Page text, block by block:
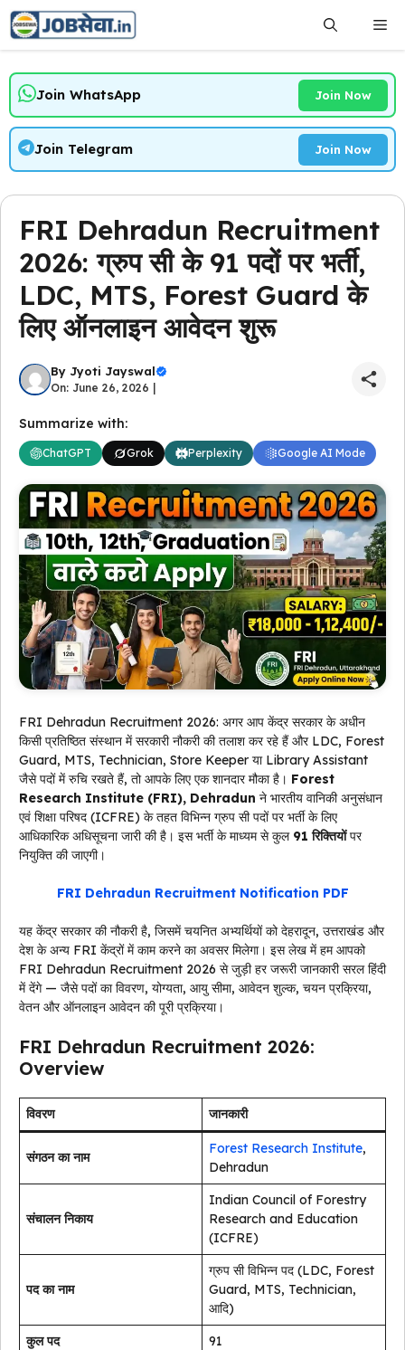
Skip
content
Join WhatsApp Join Now
Join Telegram Join Now
FRI Dehradun Recruitment
2026: ग्रुप सी के 91 पदों पर भर्ती,
LDC, MTS, Forest Guard के
लिए ऑनलाइन आवेदन शुरू
By Jyoti Jayswal
On: June 26, 2026 |
Summarize with:
ChatGPT Grok Perplexity Google AI Mode
FRI Dehradun Recruitment 2026: अगर आप केंद्र सरकार के अधीन
किसी प्रतिष्ठित संस्थान में सरकारी नौकरी की तलाश कर रहे हैं और LDC, Forest
Guard, MTS, Technician, Store Keeper या Library Assistant
जैसे पदों में रुचि रखते हैं, तो आपके लिए एक शानदार मौका है। Forest
Research Institute (FRI), Dehradun ने भारतीय वानिकी अनुसंधान
एवं शिक्षा परिषद (ICFRE) के तहत विभिन्न ग्रुप सी पदों पर भर्ती के लिए
आधिकारिक अधिसूचना जारी की है। इस भर्ती के माध्यम से कुल 91 रिक्तियोंपर
नियुक्ति की जाएगी।
FRI Dehradun Recruitment Notification PDF
यह केंद्र सरकार की नौकरी है, जिसमें चयनित अभ्यर्थियों को देहरादून, उत्तराखंड और
देश के अन्य FRI केंद्रों में काम करने का अवसर मिलेगा। इस लेख में हम आपको
FRI Dehradun Recruitment 2026 से जुड़ी हर जरूरी जानकारी सरल हिंदी
में देंगे — जैसे पदों का विवरण, योग्यता, आयु सीमा, आवेदन शुल्क, चयन प्रक्रिया,
वेतन और ऑनलाइन आवेदन की पूरी प्रक्रिया।
FRI Dehradun Recruitment 2026:
Overview
विवरण जानकारी
संगठन का नाम
Forest Research Institute,
Dehradun
संचालन निकाय
Indian Council of Forestry
Research and Education
(ICFRE)
पद का नाम
ग्रुप सी विभिन्न पद (LDC, Forest
Guard, MTS, Technician,
आदि)
कुल पद
91